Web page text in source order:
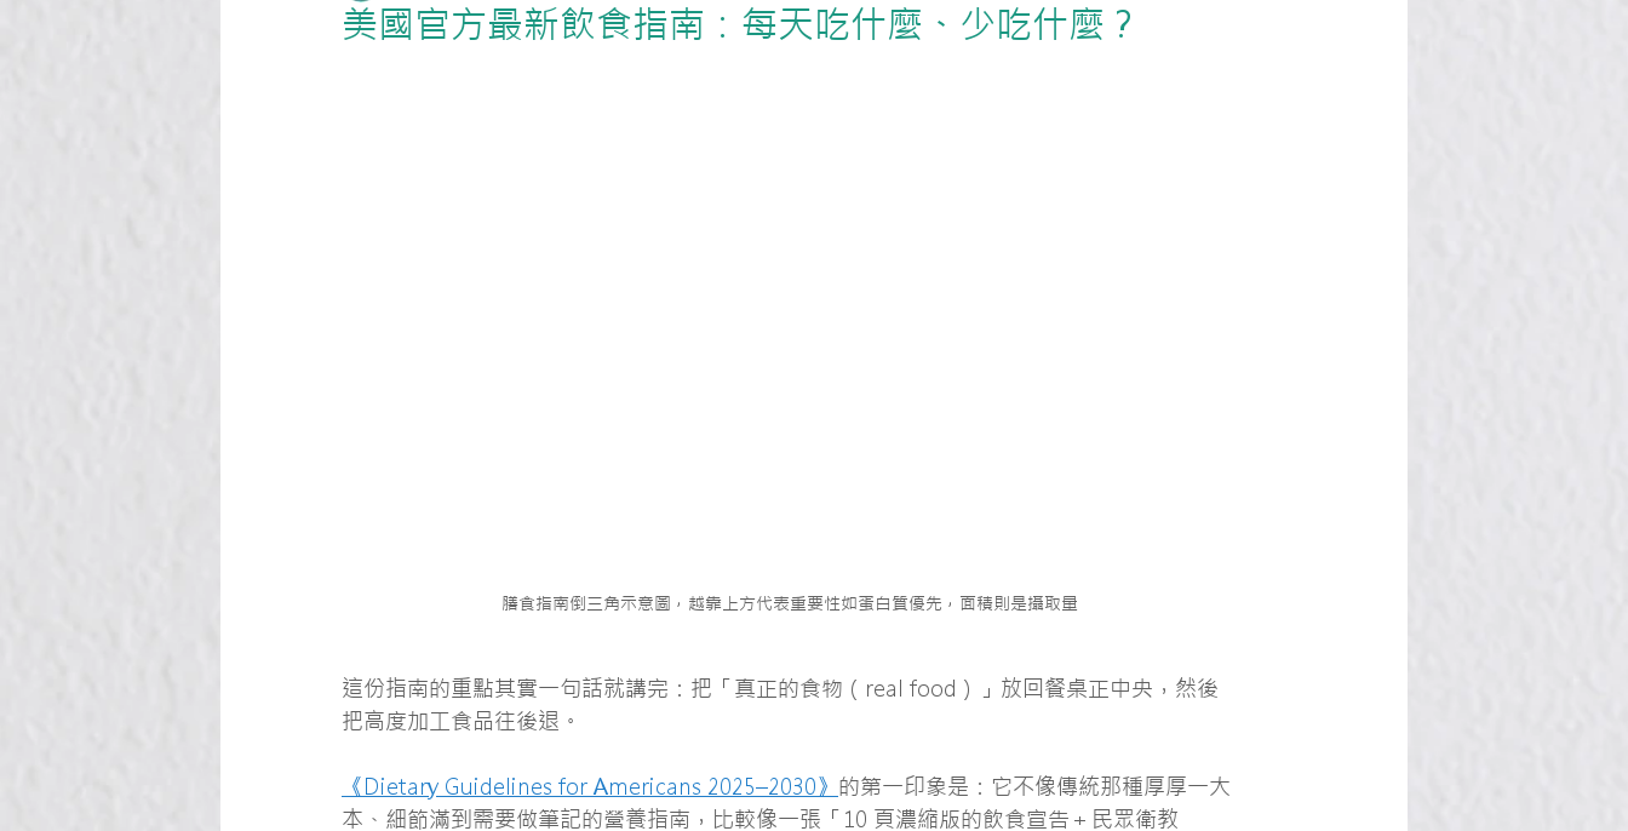
美國官方最新飲食指南：每天吃什麼、少吃什麼？
膳食指南倒三角示意圖，越靠上方代表重要性如蛋白質優先，面積則是攝取量
這份指南的重點其實一句話就講完：把「真正的食物（real food）」放回餐桌正中央，然後
把高度加工食品往後退。
《Dietary Guidelines for Americans 2025–2030》 的第一印象是：它不像傳統那種厚厚一大
本、細節滿到需要做筆記的營養指南，比較像一張「10 頁濃縮版的飲食宣告＋民眾衛教